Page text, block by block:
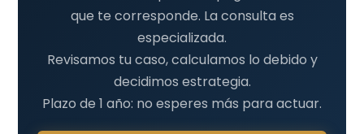
que te corresponde. La consulta es
especializada.
Revisamos tu caso, calculamos lo debido y
decidimos estrategia.
Plazo de 1 año: no esperes más para actuar.